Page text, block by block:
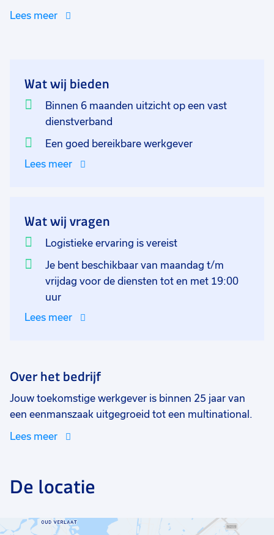
collegiaal team in een informele maar professionele
retouren controleren en verwerken, orderpicking en
de goederen gereed maken voor verzending. De
goederen die gereed zijn voor transport draag je over
aan de vervoerders. Samen met jouw directe collega’s
ben je verantwoordelijk voor het gehele logistieke
proces. Je kan jezelf ontwikkelen en trainingen volgen
Lees meer
Wat wij bieden
Binnen 6 maanden uitzicht op een vast
dienstverband
Een goed bereikbare werkgever
Lees meer
Wat wij vragen
Logistieke ervaring is vereist
Je bent beschikbaar van maandag t/m
vrijdag voor de diensten tot en met 19:00
uur
Lees meer
Over het bedrijf
Jouw toekomstige werkgever is binnen 25 jaar van
een eenmanszaak uitgegroeid tot een multinational.
Met de gehele organisatie produceren en leveren jullie
bestaat uit circa 15 toffe collega's.
Lees meer
De locatie